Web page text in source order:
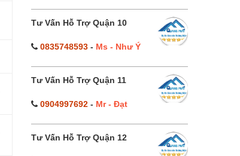
Tư Vấn Hỗ Trợ Quận 10
0835748593- Ms - Như Ý
Tư Vấn Hỗ Trợ Quận 11
0904997692- Mr - Đạt
Tư Vấn Hỗ Trợ Quận 12